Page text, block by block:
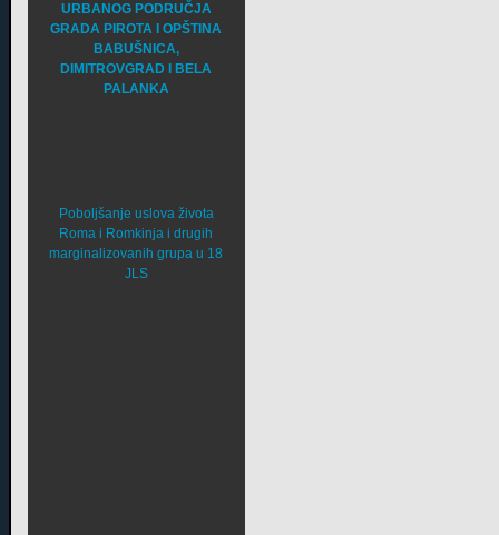
URBANOG PODRUČJA
GRADA PIROTA I OPŠTINA
BABUŠNICA,
DIMITROVGRAD I BELA
PALANKA
Poboljšanje uslova života
Roma i Romkinja i drugih
marginalizovanih grupa u 18
JLS